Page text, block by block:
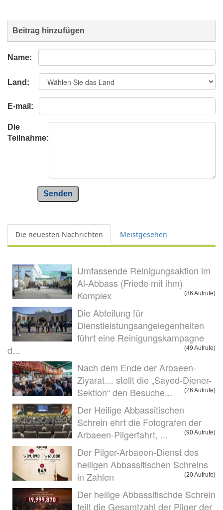
Beitrag hinzufügen
Name:
Land:
E-mail:
Die
Teilnahme:
Senden
Die neuesten Nachrichten Meistgesehen
Umfassende Reinigungsaktion im
Al-Abbass (Friede mit ihm)
Komplex
(86 Aufrufe)
Die Abteilung für
Dienstleistungsangelegenheiten
führt eine Reinigungskampagne
d...
(49 Aufrufe)
Nach dem Ende der Arbaeen-
Ziyarat… stellt die „Sayed-Diener-
Sektion“ den Besuche...
(26 Aufrufe)
Der Heilige Abbassitischen
Schrein ehrt die Fotografen der
Arbaeen-Pilgerfahrt, ...
(90 Aufrufe)
Der Pilger-Arbaeen-Dienst des
heiligen Abbassitischen Schreins
in Zahlen
(20 Aufrufe)
Der heilige Abbassitischde Schrein
teilt die Gesamtzahl der Pilger der